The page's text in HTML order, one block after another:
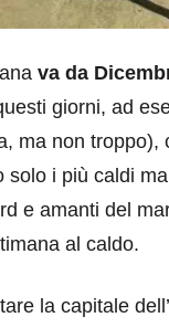
va da
giorni, ad
ma non
solo i più caldi
e amanti del
al caldo.
la capitale